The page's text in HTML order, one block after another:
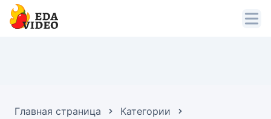
Главная страница
Категории